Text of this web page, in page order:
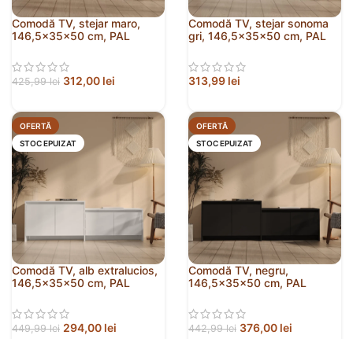
Comodă TV, stejar maro,
146,5x35x50 cm, PAL
425,99lei 312,00 lei
Comodă TV, stejar sonoma
gri, 146,5x35x50 cm, PAL
313,99 lei
OFERTĂ
STOC EPUIZAT
Comodă TV, alb extralucios,
146,5x35x50 cm, PAL
449,99lei 294,00 lei
OFERTĂ
STOC EPUIZAT
Comodă TV, negru,
146,5x35x50 cm, PAL
442,99lei 376,00 lei